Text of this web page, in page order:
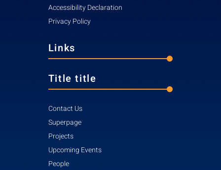
Accessibility Declaration
Privacy Policy
Links
Title title
Contact Us
Superpage
Projects
Upcoming Events
People